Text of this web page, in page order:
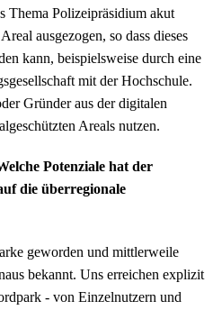
Thema Polizeipräsidium akut
ausgezogen, so dass dieses
kann, beispielsweise durch eine
mit der Hochschule.
Gründer aus der digitalen
Areals nutzen.
Potenziale hat der
die überregionale
geworden und mittlerweile
bekannt. Uns erreichen explizit
- von Einzelnutzern und